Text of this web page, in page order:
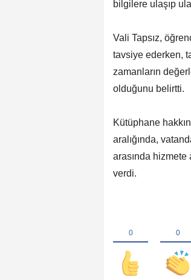
bilgilere ulaşıp
Vali Tapsız,
tavsiye ederken,
zamanların
olduğunu belirtti.
Kütüphane
aralığında,
arasında hizmete
verdi.